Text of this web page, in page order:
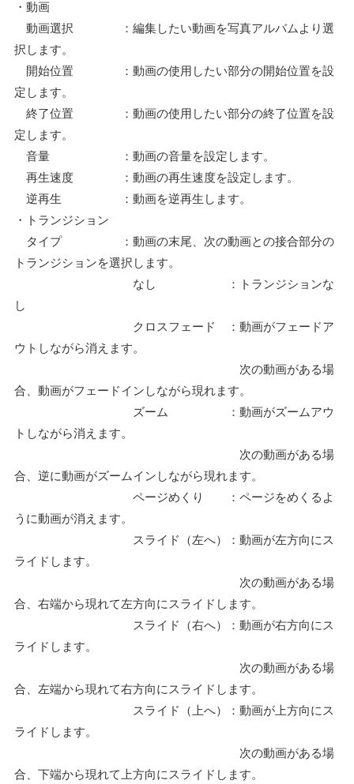
・動画
動画選択 ：編集したい動画を写真アルバムより選
択します。
開始位置 ：動画の使用したい部分の開始位置を設
定します。
終了位置 ：動画の使用したい部分の終了位置を設
定します。
音量 ：動画の音量を設定します。
再生速度 ：動画の再生速度を設定します。
逆再生 ：動画を逆再生します。
・トランジション
タイプ ：動画の末尾、次の動画との接合部分の
トランジションを選択します。
なし ：トランジションな
し
クロスフェード ：動画がフェードア
ウトしながら消えます。
次の動画がある場
合、動画がフェードインしながら現れます。
ズーム ：動画がズームアウ
トしながら消えます。
次の動画がある場
合、逆に動画がズームインしながら現れます。
ページめくり ：ページをめくるよ
うに動画が消えます。
スライド（左へ）：動画が左方向にス
ライドします。
次の動画がある場
合、右端から現れて左方向にスライドします。
スライド（右へ）：動画が右方向にス
ライドします。
次の動画がある場
合、左端から現れて右方向にスライドします。
スライド（上へ）：動画が上方向にス
ライドします。
次の動画がある場
合、下端から現れて上方向にスライドします。